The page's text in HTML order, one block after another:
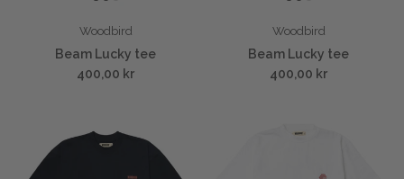
Woodbird
Beam Lucky tee
400,00 kr
Woodbird
Beam Lucky tee
400,00 kr